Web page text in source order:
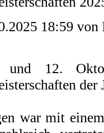
18:59 von
12.
war mit